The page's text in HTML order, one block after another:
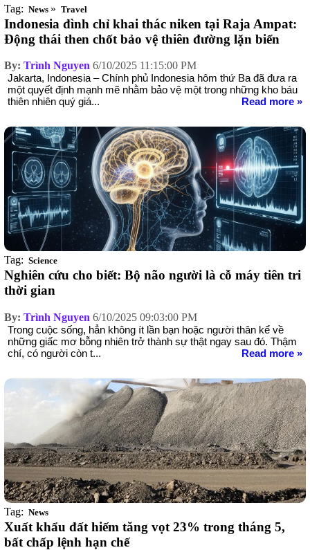
Tag: News » Travel
Indonesia đình chỉ khai thác niken tại Raja Ampat:
Động thái then chốt bảo vệ thiên đường lặn biển
By: Trình Nguyen 6/10/2025 11:15:00 PM
Jakarta, Indonesia – Chính phủ Indonesia hôm thứ Ba đã đưa ra
một quyết định mạnh mẽ nhằm bảo vệ một trong những kho báu
thiên nhiên quý giá...
Read more »
Tag: Science
Nghiên cứu cho biết: Bộ não người là cỗ máy tiên tri
thời gian
By: Trình Nguyen 6/10/2025 09:03:00 PM
Trong cuộc sống, hẳn không ít lần bạn hoặc người thân kể về
những giấc mơ bỗng nhiên trở thành sự thật ngay sau đó. Thậm
chí, có người còn t...
Read more »
Tag: News
Xuất khẩu đất hiếm tăng vọt 23% trong tháng 5,
bất chấp lệnh hạn chế